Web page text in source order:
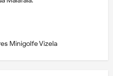
Minigolfe Vizela